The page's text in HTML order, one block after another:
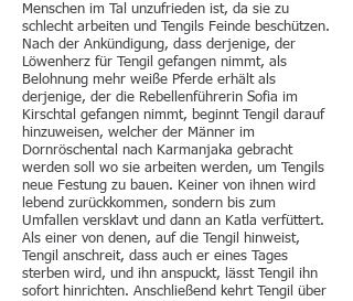
Menschen im Tal unzufrieden ist, da sie zu
schlecht arbeiten und Tengils Feinde beschützen.
Nach der Ankündigung, dass derjenige, der
Löwenherz für Tengil gefangen nimmt, als
Belohnung mehr weiße Pferde erhält als
derjenige, der die Rebellenführerin Sofia im
Kirschtal gefangen nimmt, beginnt Tengil darauf
hinzuweisen, welcher der Männer im
Dornröschental nach Karmanjaka gebracht
werden soll wo sie arbeiten werden, um Tengils
neue Festung zu bauen. Keiner von ihnen wird
lebend zurückkommen, sondern bis zum
Umfallen versklavt und dann an Katla verfüttert.
Als einer von denen, auf die Tengil hinweist,
Tengil anschreit, dass auch er eines Tages
sterben wird, und ihn anspuckt, lässt Tengil ihn
sofort hinrichten. Anschließend kehrt Tengil über